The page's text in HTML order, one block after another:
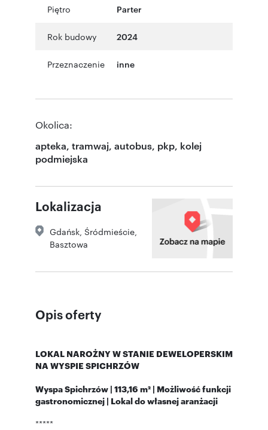
Piętro Parter
Rok budowy 2024
Przeznaczenie inne
Okolica:
apteka, tramwaj, autobus, pkp, kolej
podmiejska
Lokalizacja
Gdańsk Śródmieście
Basztowa
Opis oferty
LOKAL NAROŻNY W STANIE DEWELOPERSKIM
NA WYSPIE SPICHRZÓW
Wyspa Spichrzów | 113,16 m² | Możliwość funkcji
gastronomicznej | Lokal do własnej aranżacji
*****